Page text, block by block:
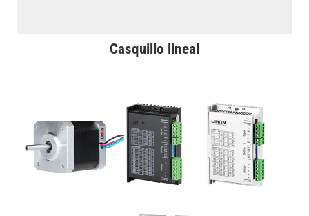
Casquillo lineal